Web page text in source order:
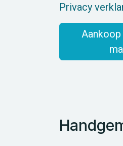
Privacy
Aankoop